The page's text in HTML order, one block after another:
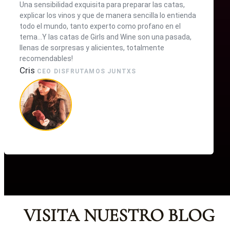
Una sensibilidad exquisita para preparar las catas,
explicar los vinos y que de manera sencilla lo entienda
todo el mundo, tanto experto como profano en el
tema...Y las catas de Girls and Wine son una pasada,
llenas de sorpresas y alicientes, totalmente
recomendables!
Cris CEO DISFRUTAMOS JUNTXS
VISITA NUESTRO BLOG